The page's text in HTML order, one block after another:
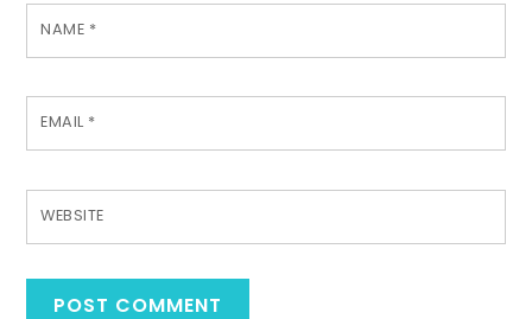
NAME *
EMAIL *
WEBSITE